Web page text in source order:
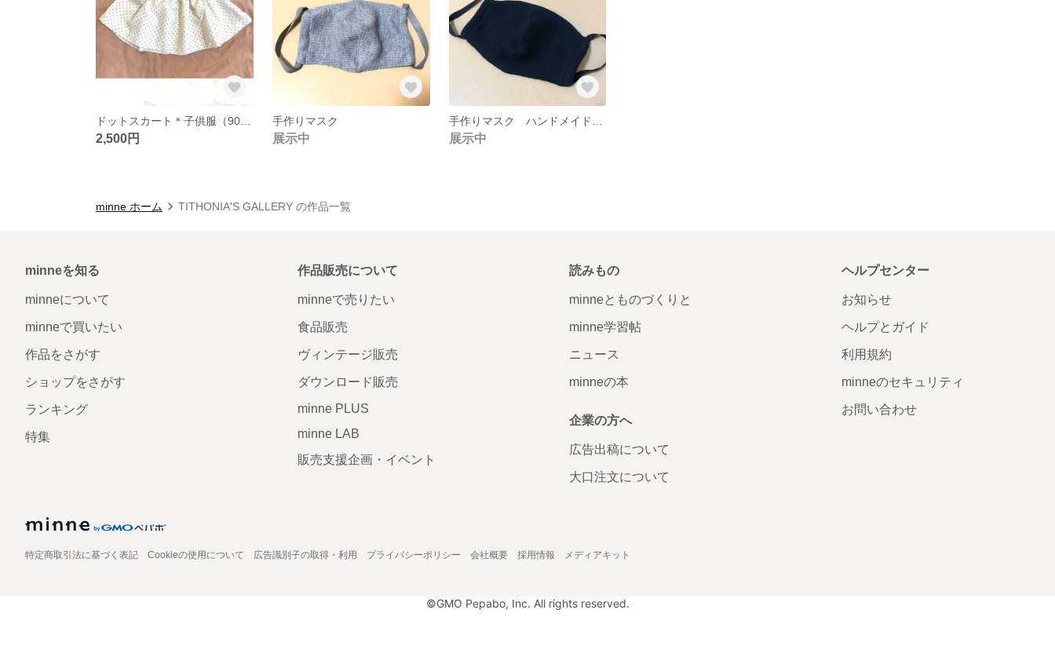
2,500円
手作りマスク
展示中 展示中
minne ホーム TITHONIA'S GALLERY の作品一覧
minneを知る
minneについて
minneで買いたい
作品をさがす
ショップをさがす
ランキング
特集
作品販売について
minneで売りたい
食品販売
ヴィンテージ販売
ダウンロード販売
minne PLUS
minne LAB
販売支援企画・イベント
読みもの
minneとものづくりと
minne学習帖
ニュース
minneの本
企業の方へ
広告出稿について
大口注文について
ヘルプセンター
お知らせ
ヘルプとガイド
利用規約
minneのセキュリティ
お問い合わせ
特定商取引法に基づく表記 Cookieの使用について 広告識別子の取得・利用 プライバシーポリシー 会社概要 採用情報 メディアキット
©GMO Pepabo, Inc. All rights reserved.